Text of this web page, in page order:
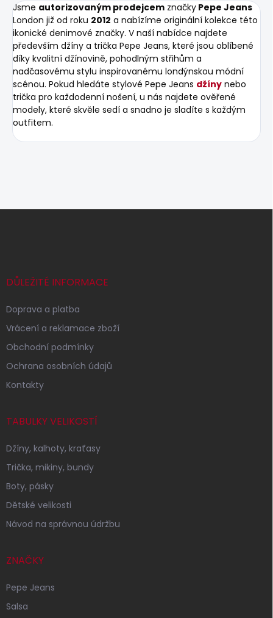
Jsme autorizovaným prodejcem značky Pepe Jeans
London již od roku 2012 a nabízíme originální kolekce této
ikonické denimové značky. V naší nabídce najdete
především džíny a trička Pepe Jeans, které jsou oblíbené
díky kvalitní džínovině, pohodlným střihům a
nadčasovému stylu inspirovanému londýnskou módní
scénou. Pokud hledáte stylové Pepe Jeans džíny nebo
trička pro každodenní nošení, u nás najdete ověřené
modely, které skvěle sedí a snadno je sladíte s každým
outfitem.
Z
DŮLEŽITÉ INFORMACE
Doprava a platba
Vrácení a reklamace zboží
Obchodní podmínky
Ochrana osobních údajů
Kontakty
TABULKY VELIKOSTÍ
Džíny, kalhoty, kraťasy
Trička, mikiny, bundy
Boty, pásky
Dětské velikosti
Návod na správnou údržbu
ZNAČKY
Pepe Jeans
Salsa